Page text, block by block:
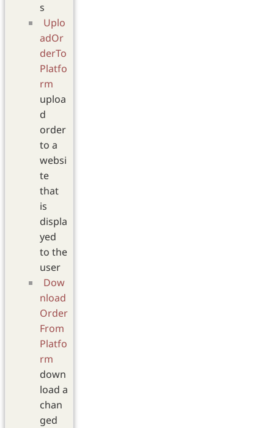
s
Uplo
adOr
derTo
Platfo
rm
uploa
d
order
to a
websi
te
that
is
displa
yed
to the
user
Dow
nload
Order
From
Platfo
rm
down
load a
chan
ged